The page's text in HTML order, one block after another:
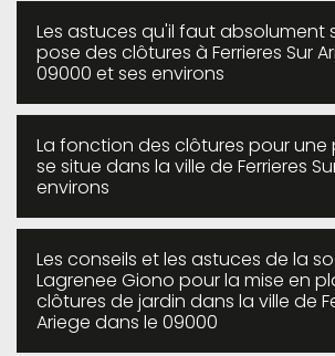
Les astuces qu'il faut absolument
pose des clôtures à Ferrieres Sur
09000 et ses environs
La fonction des clôtures pour une
se situe dans la ville de Ferrieres
environs
Les conseils et les astuces de la
Lagrenee Giono pour la mise en
clôtures de jardin dans la ville de
Ariege dans le 09000